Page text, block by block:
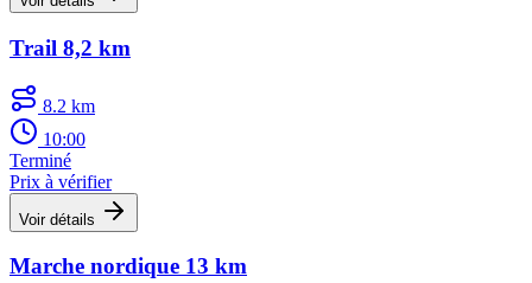
Trail 8,2 km
8.2 km
10:00
Terminé
Prix à vérifier
Voir détails
Marche nordique 13 km